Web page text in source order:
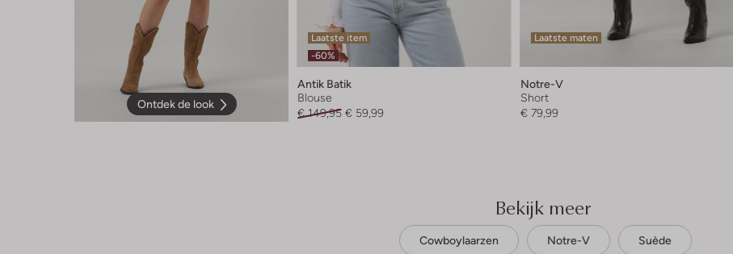
Ontdek de look
Laatste item
-60%
Antik Batik
Blouse
€ 149,95 € 59,99
Laatste maten
Notre-V
Short
€ 79,99
Bekijk meer
Cowboylaarzen Notre-V Suède